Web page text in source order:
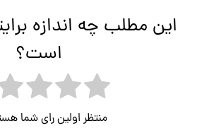
این مطلب چه اندازه
است؟
منتظر اولین رای شما